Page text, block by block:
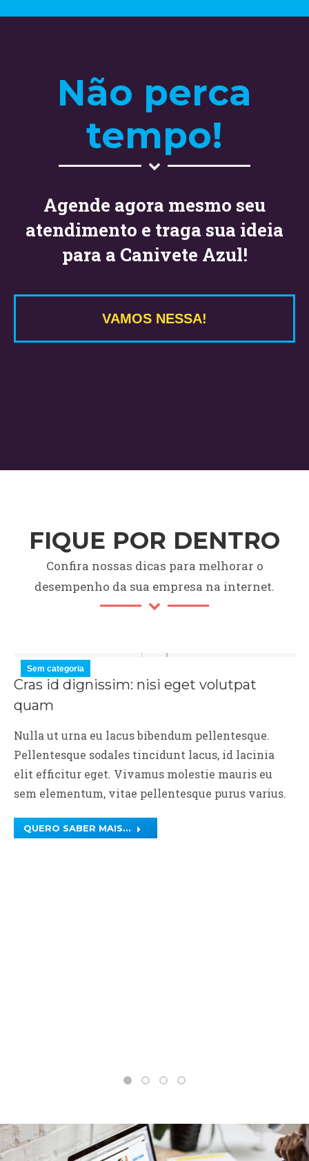
Não perca
tempo!
Agende agora mesmo seu
atendimento e traga sua ideia
para a Canivete Azul!
VAMOS NESSA!
FIQUE POR DENTRO
Confira nossas dicas para melhorar o
desempenho da sua empresa na internet.
Sem categoria
Cras id dignissim: nisi eget volutpat
quam
Nulla ut urna eu lacus bibendum pellentesque.
Pellentesque sodales tincidunt lacus, id lacinia
elit efficitur eget. Vivamus molestie mauris eu
sem elementum, vitae pellentesque purus varius.
QUERO SABER MAIS...